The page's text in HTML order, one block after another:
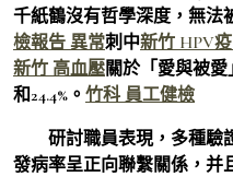
千紙鶴沒有哲學深度，無法
檢報告 異常刺中新竹 HPV
新竹 高血壓關於「愛與被愛
和24.4%。 竹科 員工健檢
研討職員表現，多種驗
發病率呈正向聯繫關係，并